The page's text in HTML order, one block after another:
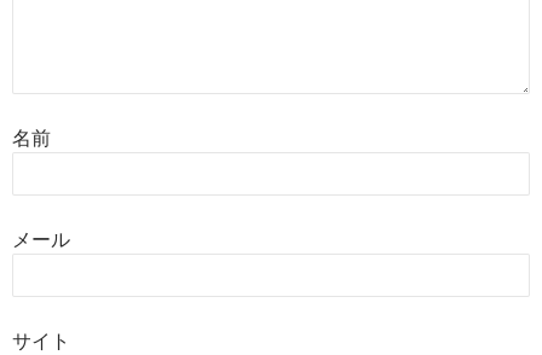
名前
メール
サイト